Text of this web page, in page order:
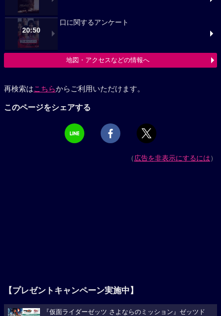
20:50
口に関するアンケート
地図・アクセスなどの情報へ
再検索はこちらからご利用いただけます。
このページをシェアする
（広告を非表示にするには）
【プレゼントキャンペーン実施中】
『仮面ライダーゼッツ さよならのミッション』ゼッツド